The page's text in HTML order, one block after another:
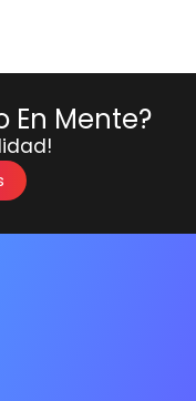
En Mente?